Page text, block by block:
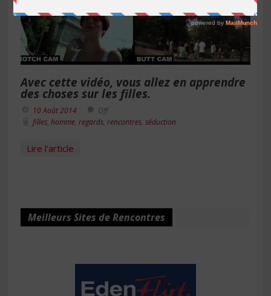
Avec cette vidéo, vous allez en apprendre
des choses sur les filles.
10 Août 2014
Off
filles homme regards rencontres séduction
Lire l'article
Meilleurs Sites de Rencontres